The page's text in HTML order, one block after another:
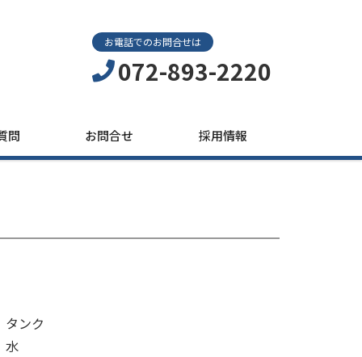
お電話でのお問合せは
072-893-2220
問 お問合せ 採用情報
タンク
水